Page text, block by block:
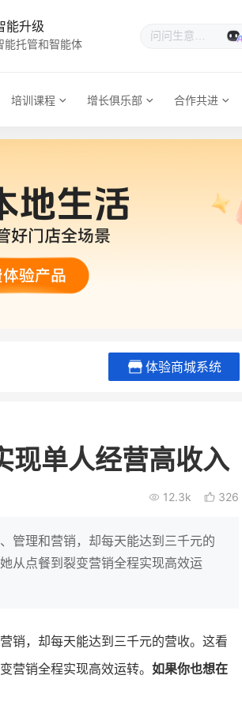
能升级
能托管和智能体
培训课程 增长俱乐部 合作共进
体验商城系统
现单人经营高收入
12.3k 326
管理和营销，却每天能达到三千元的
从点餐到裂变营销全程实现高效运
销，却每天能达到三千元的营收。这看
营销全程实现高效运转。 如果你也想在
有货源没流量？母婴馆如何破局
冠，转战私
200 万
200 %
这家女装连锁如何借有赞破局新
零售？